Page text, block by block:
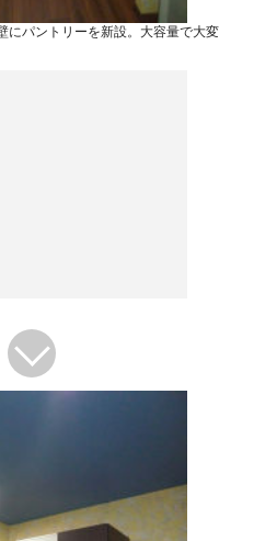
にパントリーを新設。大容量で大変